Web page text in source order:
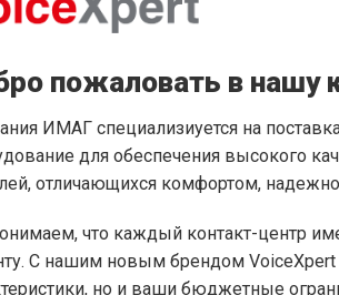
пожаловать в нашу
ИМАГ специализиуется на
для обеспечения высокого
отличающихся комфортом,
что каждый контакт-центр
С нашим новым брендом
но и ваши бюджетные